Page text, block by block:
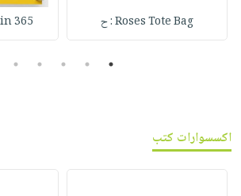
Roses Tote Bag : ح 365 New Chance Lin
1
2
3
4
5
اكسسوارات كتب